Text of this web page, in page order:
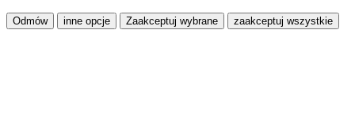
Odmów inne opcje Zaakceptuj wybrane zaakceptuj wszystkie